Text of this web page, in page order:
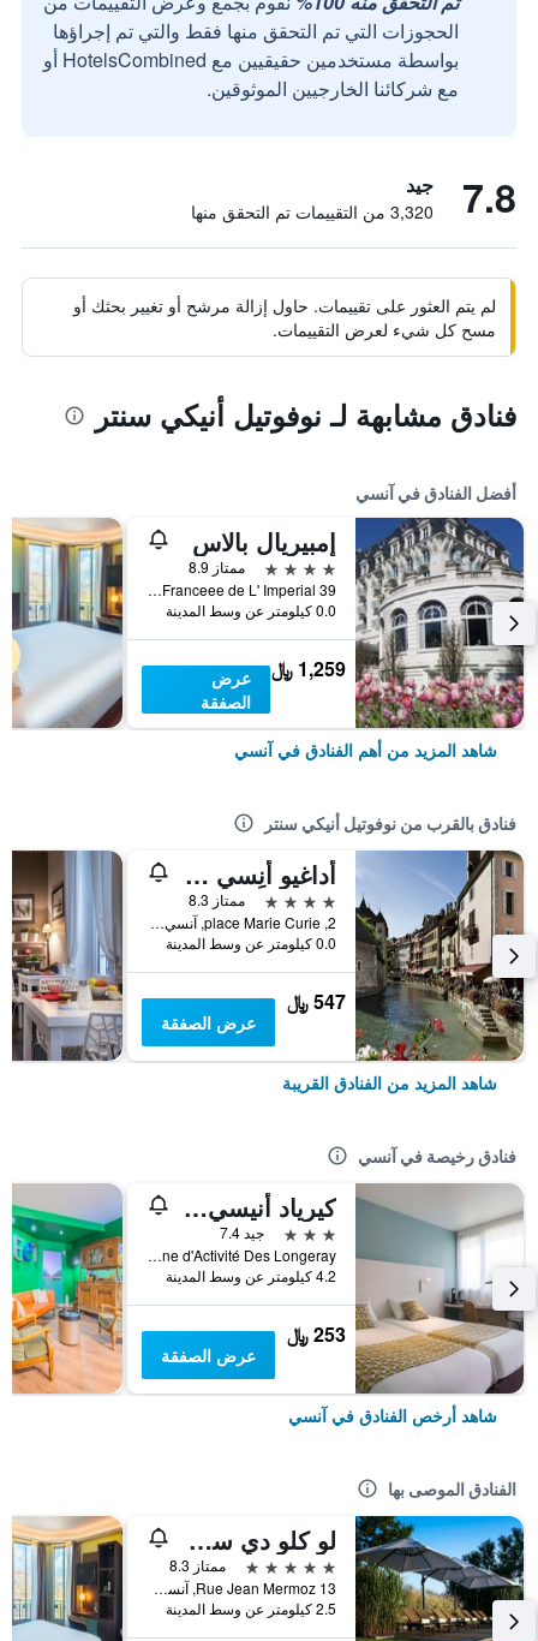
الحجوزات التي تم التحقق منها فقط والتي تم إجراؤها
بواسطة مستخدمين حقيقيين مع HotelsCombined أو
مع شركائنا الخارجيين الموثوقين.
7.8 جيد
3,320 من التقييمات تم التحقق منها
لم يتم العثور على تقييمات. حاول إزالة مرشح أو تغيير بحثك أو
مسح كل شيء لعرض التقييمات.
فنادق مشابهة لـ نوفوتيل أنيكي سنتر
أفضل الفنادق في آنسي
إمبيريال بالاس
4 نجوم
ممتاز 8.9
Allée de l'Impérial, Annecy, Franceee de L' Imperial 39, آنسي, إقليم سافوا العليا, فرنسا
0.0 كيلومتر عن وسط المدينة
1,259 ﷼
عرض
الصفقة
شاهد المزيد من أهم الفنادق في آنسي
فنادق بالقرب من نوفوتيل أنيكي سنتر
أداغيو أنِسي سنتر للشقق الفندقية
4 نجوم
ممتاز 8.3
2, place Marie Curie, آنسي, إقليم سافوا العليا, فرنسا
0.0 كيلومتر عن وسط المدينة
547 ﷼
عرض الصفقة
شاهد المزيد من الفنادق القريبة
فنادق رخيصة في آنسي
كيرياد أنيسي نورد - إباني
3 نجوم
جيد 7.4
Zone d'Activité Des Longeray, آنسي, إقليم سافوا العليا, فرنسا
4.2 كيلومتر عن وسط المدينة
253 ﷼
عرض الصفقة
شاهد أرخص الفنادق في آنسي
الفنادق الموصى بها
لو كلو دي سونس
5 نجوم
ممتاز 8.3
13 Rue Jean Mermoz, آنسي, إقليم سافوا العليا, فرنسا
2.5 كيلومتر عن وسط المدينة